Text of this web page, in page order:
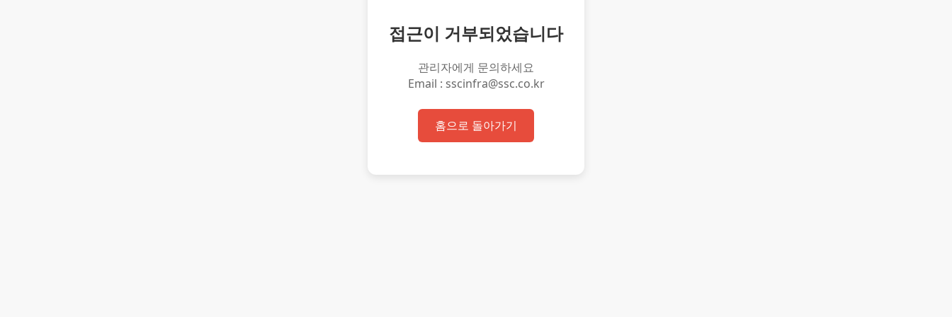
접근이 거부되었습니다
관리자에게 문의하세요
Email : sscinfra@ssc.co.kr
홈으로 돌아가기